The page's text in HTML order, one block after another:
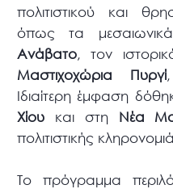
πολιτιστικού και
όπως τα
Ανάβατο, τον
Μαστιχοχώρια Πυργί
Ιδιαίτερη έμφαση
Χίου και στη Νέα
πολιτιστικής
Το πρόγραμμα